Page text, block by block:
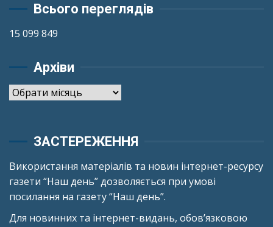
Всього переглядів
15 099 849
Архіви
Архіви
ЗАСТЕРЕЖЕННЯ
Використання матеріалів та новин інтернет-ресурсу
газети “Наш день” дозволяється при умові
посилання на газету “Наш день”.
Для новинних та інтернет-видань, обов’язковою